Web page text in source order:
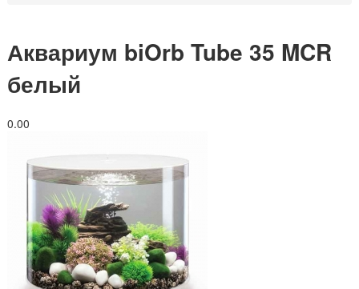
Аквариум biOrb Tube 35 MCR
белый
0.00